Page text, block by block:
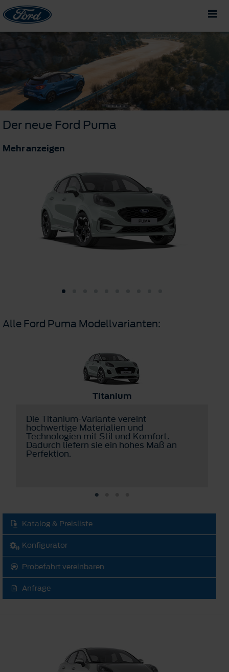
Der neue Ford Puma
Mehr anzeigen
Alle Ford Puma Modellvarianten:
Titanium
Die Titanium-Variante vereint
hochwertige Materialien und
Technologien mit Stil und Komfort.
Dadurch liefern sie ein hohes Maß an
Perfektion.
Katalog & Preisliste
Konfigurator
Probefahrt vereinbaren
Anfrage